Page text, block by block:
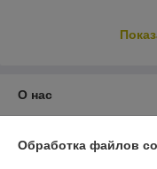
О нас
Обработка файлов